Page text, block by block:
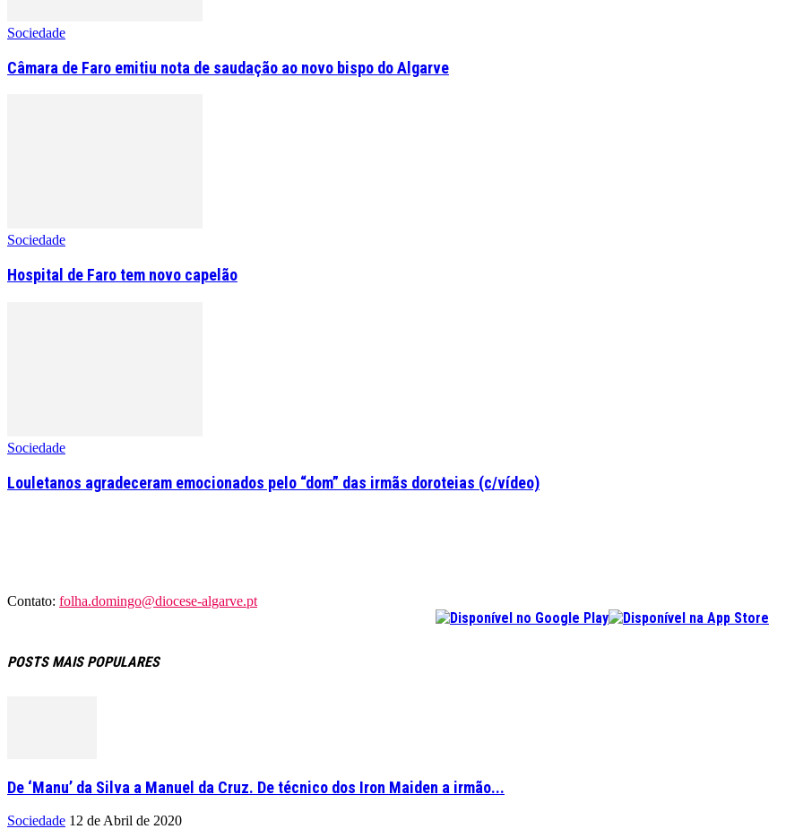
Sociedade
Câmara de Faro emitiu nota de saudação ao novo bispo do Algarve
Sociedade
Hospital de Faro tem novo capelão
Sociedade
Louletanos agradeceram emocionados pelo “dom” das irmãs doroteias (c/vídeo)
Contato: folha.domingo@diocese-algarve.pt
POSTS MAIS POPULARES
De ‘Manu’ da Silva a Manuel da Cruz. De técnico dos Iron Maiden a irmão...
Sociedade 12 de Abril de 2020